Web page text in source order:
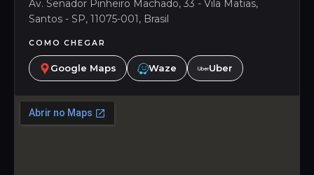
Av. Senador Pinheiro Machado, 33 - Vila Matias,
Santos - SP, 11075-001, Brasil
COMO CHEGAR
Google Maps Waze Uber